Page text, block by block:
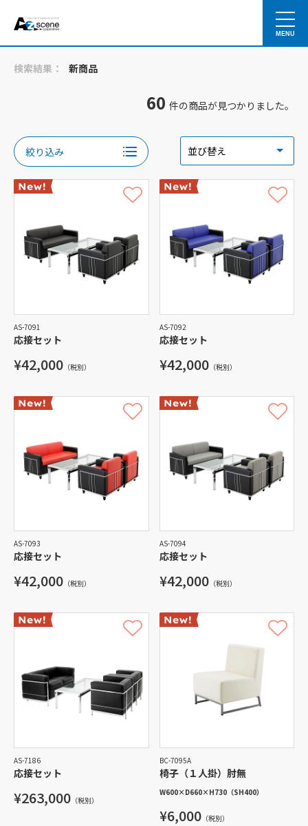
MENU
検索結果： 新商品
60 件の商品が見つかりました。
絞り込み
AS-7091
応接セット
¥42,000 （税別）
AS-7092
応接セット
¥42,000（税別）
AS-7093
応接セット
¥42,000 （税別）
AS-7094
応接セット
¥42,000（税別）
AS-7186
応接セット
¥263,000 （税別）
BC-7095A
椅子（１人掛）肘無
W600× D660× H730（SH400）
¥6,000（税別）